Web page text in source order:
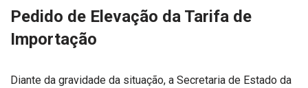
Pedido de Elevação da Tarifa de
Importação
Diante da gravidade da situação, a Secretaria de Estado da